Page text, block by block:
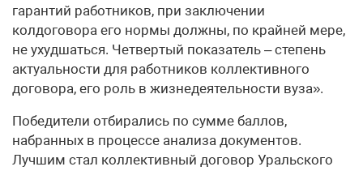
гарантий работников, при заключении
колдоговора его нормы должны, по крайней мере,
не ухудшаться. Четвертый показатель – степень
актуальности для работников коллективного
договора, его роль в жизнедеятельности вуза».
Победители отбирались по сумме баллов,
набранных в процессе анализа документов.
Лучшим стал коллективный договор Уральского